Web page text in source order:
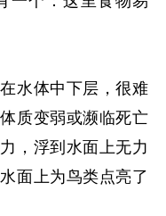
水体中下层，很难
质变弱或濒临死亡
，浮到水面上无力
面上为鸟类点亮了